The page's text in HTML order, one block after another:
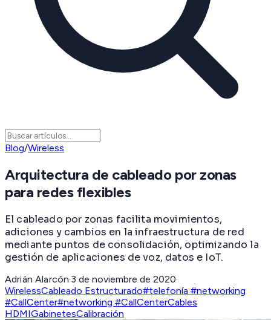
Blog/Wireless
Arquitectura de cableado por zonas
para redes flexibles
El cableado por zonas facilita movimientos,
adiciones y cambios en la infraestructura de red
mediante puntos de consolidación, optimizando la
gestión de aplicaciones de voz, datos e IoT.
Adrián Alarcón·3 de noviembre de 2020·
WirelessCableado Estructurado#telefonía #networking
#CallCenter#networking #CallCenterCables
HDMIGabinetesCalibración